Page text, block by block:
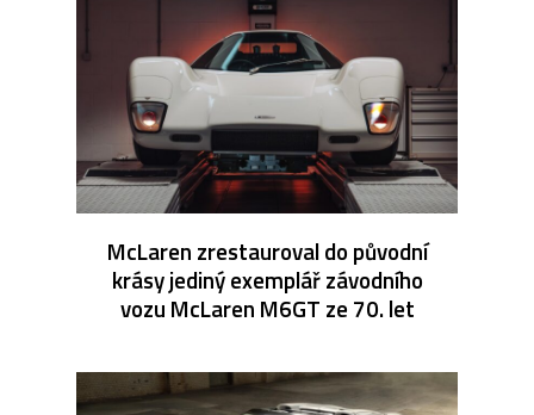
McLaren zrestauroval do původní
krásy jediný exemplář závodního
vozu McLaren M6GT ze 70. let